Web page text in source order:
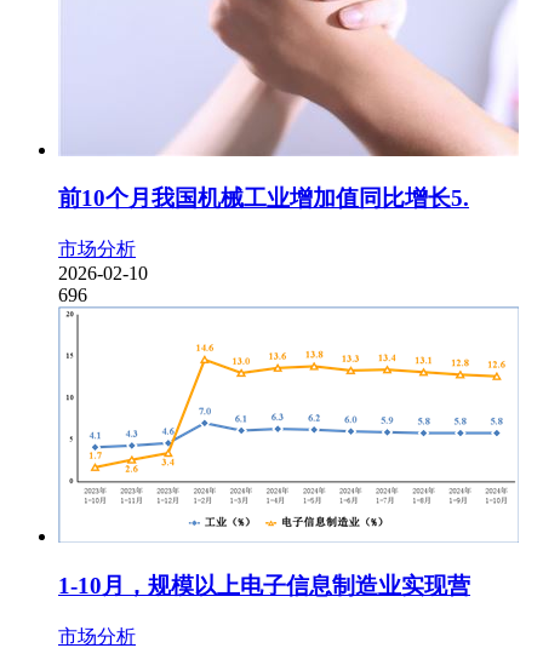
前10个月我国机械工业增加值同比增长5.
市场分析
2026-02-10
696
1-10月，规模以上电子信息制造业实现营
市场分析